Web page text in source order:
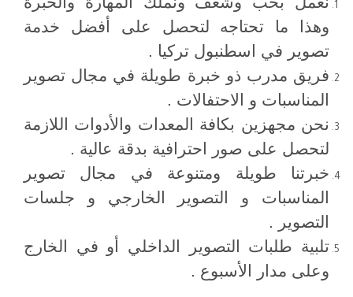
وهذا ما تحتاجه لتحصل على أفضل خدمة
تصوير في اسطنبول تركيا .
فريق مدرب ذو خبرة طويلة في مجال تصوير
المناسبات و الاحتفالات .
نحن مجهزين بكافة المعدات والأدوات اللازمة
لتحصل على صور احترافية بدقة عالية .
خبرتنا طويلة ومتنوعة في مجال تصوير
المناسبات و التصوير الخارجي و جلسات
التصوير .
تلبية طلبات التصوير الداخلي أو في الخارج
وعلى مدار الأسبوع .